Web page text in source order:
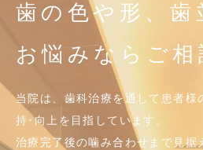
歯の色や形、歯
お悩みならご相
当院は、歯科治療を通して患者様
持･向上を目指しています。
治療完了後の噛み合わせまで見据